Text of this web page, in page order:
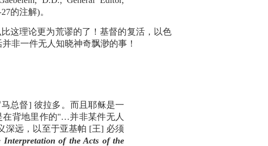
的注解)。
这理论更为荒谬的了！基督的复活，以色
非一件无人知晓神奇飘渺的事！
总督] 彼拉多。而且耶稣是一
在背地里作的"…并非某件无人
深远，以至于亚基帕 [王] 必须
Interpretation of the Acts of the